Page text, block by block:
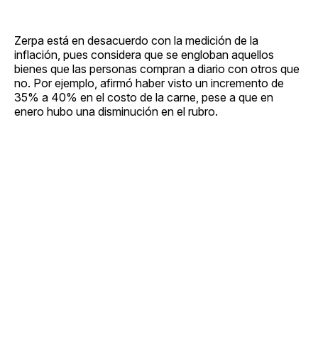
Zerpa está en desacuerdo con la medición de la
inflación, pues considera que se engloban aquellos
bienes que las personas compran a diario con otros que
no. Por ejemplo, afirmó haber visto un incremento de
35% a 40% en el costo de la carne, pese a que en
enero hubo una disminución en el rubro.